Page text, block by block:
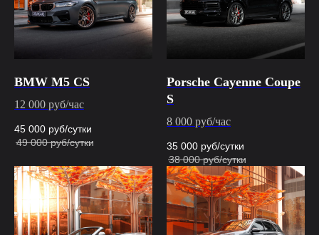
BMW M5 CS
12 000 руб/час
45 000
руб/сутки
49 000
руб/сутки
Porsche Cayenne Coupe
S
8 000 руб/час
35 000
руб/сутки
38 000
руб/сутки